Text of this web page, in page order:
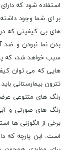
استفاده شود که
بر ای شما وجود
های بی کیفیتی که در
بدن نما نبودن و ضد
سبب خواهد شد، که
هایی که می توان
تترون بیمارستانی
رنگ های متنوعی
رنگ های صورتی و
برخی از الگوزنی ها
است. این پارچه که